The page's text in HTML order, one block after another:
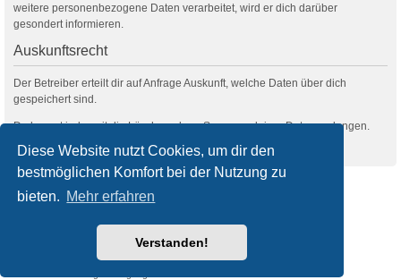
Diese Website nutzt Cookies, um dir den
bestmöglichen Komfort bei der Nutzung zu
bieten. Mehr erfahren
Verstanden!
weitere personenbezogene Daten verarbeitet, wird er dich darüber
gesondert informieren.
Auskunftsrecht
Der Betreiber erteilt dir auf Anfrage Auskunft, welche Daten über dich
gespeichert sind.
Du kannst jederzeit die Löschung bzw. Sperrung deiner Daten verlangen.
filmquiz.de Alle Foren
® Forum Software © phpBB Limited
phpBB.de
created by INVENTEA & v12mike